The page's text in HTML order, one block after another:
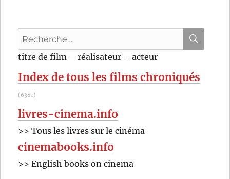
Recherche
pour
:
titre de film – réalisateur – acteur
Index de tous les films chroniqués
(6381)
livres-cinema.info
>> Tous les livres sur le cinéma
cinemabooks.info
>> English books on cinema